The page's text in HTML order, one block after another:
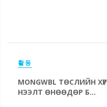
활동
MONGWBL ТӨСЛИЙН
НЭЭЛТ ӨНӨӨДӨР Б...